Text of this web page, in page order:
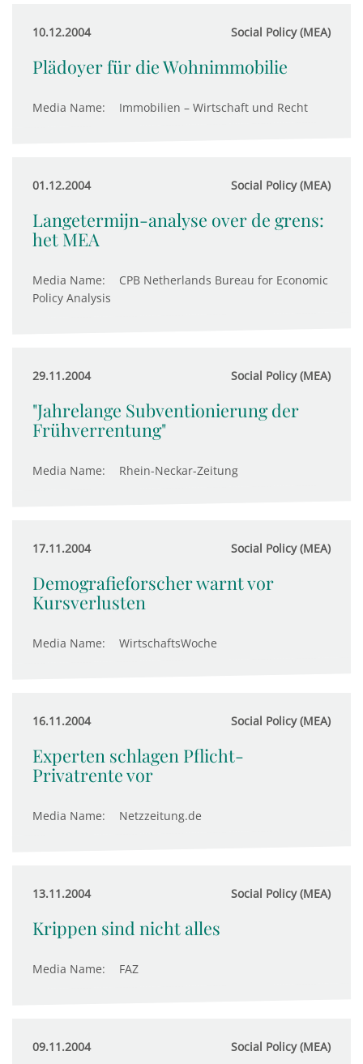
10.12.2004 Social Policy (MEA)
Plädoyer für die Wohnimmobilie
Media Name: Immobilien – Wirtschaft und Recht
01.12.2004 Social Policy (MEA)
Langetermijn-analyse over de grens:
het MEA
Media Name:
CPB Netherlands Bureau for Economic
Policy Analysis
29.11.2004 Social Policy (MEA)
"Jahrelange Subventionierung der
Frühverrentung"
Media Name: Rhein-Neckar-Zeitung
17.11.2004 Social Policy (MEA)
Demografieforscher warnt vor
Kursverlusten
Media Name: WirtschaftsWoche
16.11.2004 Social Policy (MEA)
Experten schlagen Pflicht-
Privatrente vor
Media Name: Netzzeitung.de
13.11.2004 Social Policy (MEA)
Krippen sind nicht alles
Media Name: FAZ
09.11.2004 Social Policy (MEA)